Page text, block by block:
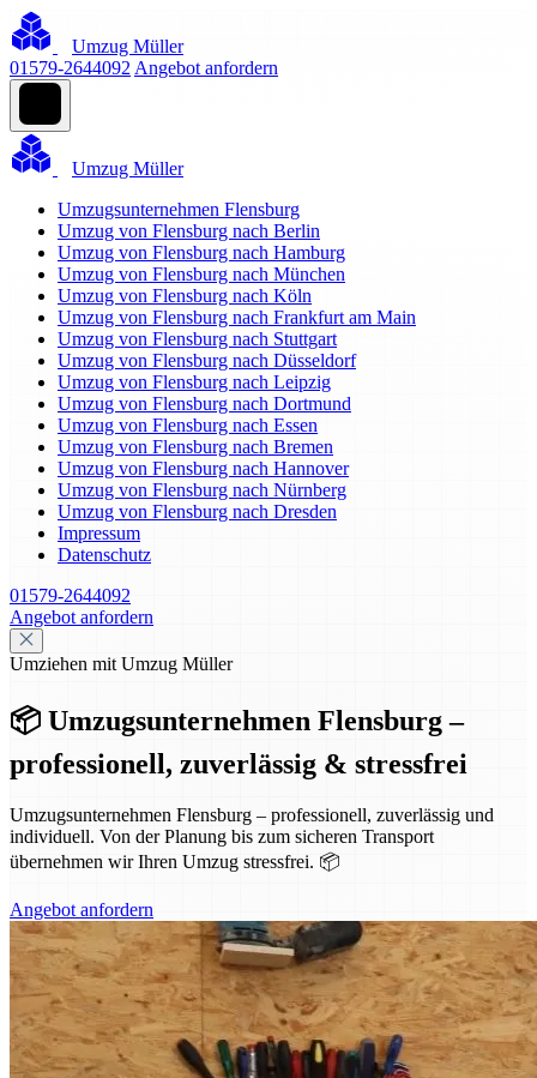
Umzug Müller
01579-2644092 Angebot anfordern
Umzug Müller
Umzugsunternehmen Flensburg
Umzug von Flensburg nach Berlin
Umzug von Flensburg nach Hamburg
Umzug von Flensburg nach München
Umzug von Flensburg nach Köln
Umzug von Flensburg nach Frankfurt am Main
Umzug von Flensburg nach Stuttgart
Umzug von Flensburg nach Düsseldorf
Umzug von Flensburg nach Leipzig
Umzug von Flensburg nach Dortmund
Umzug von Flensburg nach Essen
Umzug von Flensburg nach Bremen
Umzug von Flensburg nach Hannover
Umzug von Flensburg nach Nürnberg
Umzug von Flensburg nach Dresden
Impressum
Datenschutz
01579-2644092
Angebot anfordern
Umziehen mit Umzug Müller
📦 Umzugsunternehmen Flensburg –
professionell, zuverlässig & stressfrei
Umzugsunternehmen Flensburg – professionell, zuverlässig und
individuell. Von der Planung bis zum sicheren Transport
übernehmen wir Ihren Umzug stressfrei. 📦
Angebot anfordern